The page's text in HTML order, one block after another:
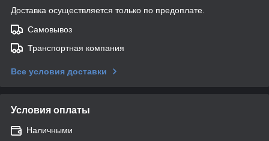
Доставка осуществляется только по предоплате.
Самовывоз
Транспортная компания
Все условия доставки
Условия оплаты
Наличными